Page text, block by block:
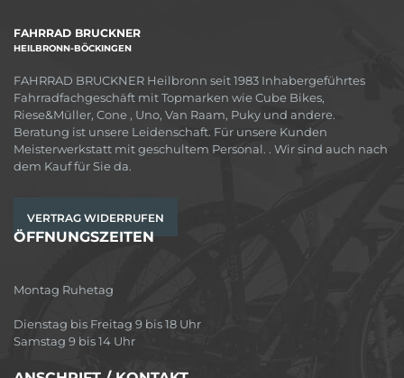
FAHRRAD BRUCKNER
HEILBRONN-BÖCKINGEN
FAHRRAD BRUCKNER Heilbronn seit 1983 Inhabergeführtes
Fahrradfachgeschäft mit Topmarken wie Cube Bikes,
Riese&Müller, Cone , Uno, Van Raam, Puky und andere.
Beratung ist unsere Leidenschaft. Für unsere Kunden
Meisterwerkstatt mit geschultem Personal. . Wir sind auch nach
dem Kauf für Sie da.
VERTRAG WIDERRUFEN
ÖFFNUNGSZEITEN
Montag Ruhetag
Dienstag bis Freitag 9 bis 18 Uhr
Samstag 9 bis 14 Uhr